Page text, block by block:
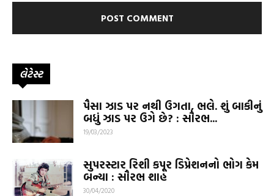
લેટેસ્ટ
પૈસા ઝાડ પર નથી ઉગતા, ભલે. શું બાકીનું
બધું ઝાડ પર ઉગે છે? : સૌરભ...
19/03/2023
સુપરસ્ટાર રિશી કપૂર ડિપ્રેશનનો ભોગ કેમ
બન્યા : સૌરભ શાહ
30/04/2020